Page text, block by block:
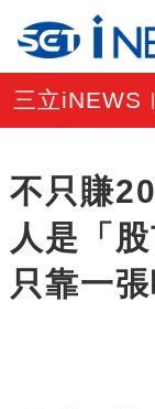
三立iNEWS
不只賺
人是「
只靠一